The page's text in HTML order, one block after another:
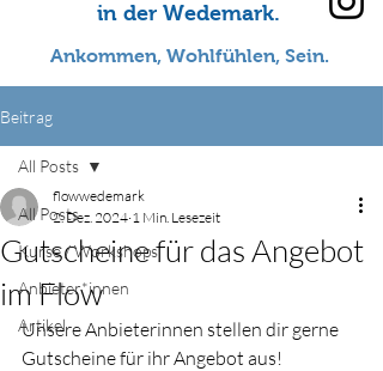
Ankommen, Wohlfühlen, Sein.
in der Wedemark.
Beitrag
All Posts
Kurse / Workshops
Anbieter*innen
Artikel
All Posts
Gutscheine für das Angebot
im Flow
flowwedemark
2. Dez. 2024 1 Min. Lesezeit
Unsere Anbieterinnen stellen dir gerne
Gutscheine für ihr Angebot aus!